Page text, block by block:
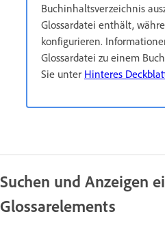
Buchinhaltsverzeichnis
Glossardatei enthält,
konfigurieren.
Glossardatei zu einem
Sie unter Hinteres
Suchen und Anzeigen
Glossarelements